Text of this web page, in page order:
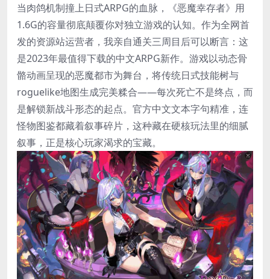
当肉鸽机制撞上日式ARPG的血脉，《恶魔幸存者》用
1.6G的容量彻底颠覆你对独立游戏的认知。作为全网首
发的资源站运营者，我亲自通关三周目后可以断言：这
是2023年最值得下载的中文ARPG新作。游戏以动态骨
骼动画呈现的恶魔都市为舞台，将传统日式技能树与
roguelike地图生成完美糅合——每次死亡不是终点，而
是解锁新战斗形态的起点。官方中文文本字句精准，连
怪物图鉴都藏着叙事碎片，这种藏在硬核玩法里的细腻
叙事，正是核心玩家渴求的宝藏。